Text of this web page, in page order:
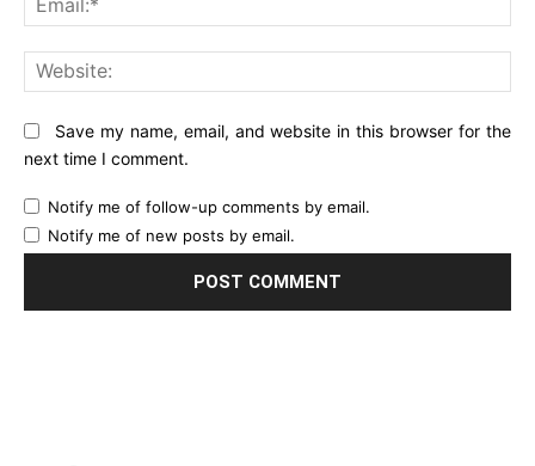
Save my name, email, and website in this browser for the
next time I comment.
Notify me of follow-up comments by email.
Notify me of new posts by email.